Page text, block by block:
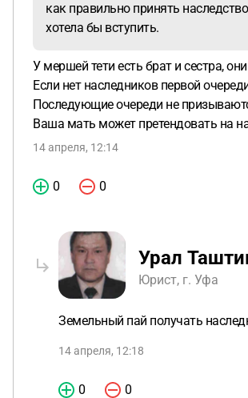
как правильно принять
хотела бы вступить.
У мершей тети есть брат и сестра,
Если нет наследников первой
Последующие очереди не
Ваша мать может претендовать на
14 апреля, 12:14
0 0
Урал
Юрист, г. Уфа
Земельный пай получать
14 апреля, 12:18
0 0